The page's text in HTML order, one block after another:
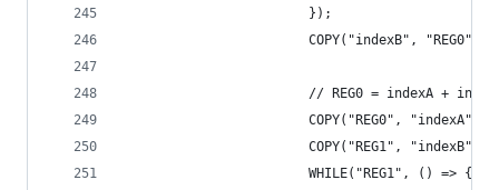
                        });
                        COPY("indexB", "REG0");
// REG0 = indexA +
                        COPY("REG0", "indexA");
                        COPY("REG1", "indexB");
                        WHILE("REG1", () => {